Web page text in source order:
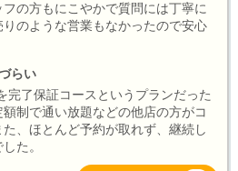
の方もにこやかで質問には丁寧に
のような営業もなかったので安心
らい
完了保証コースというプランだった
制で通い放題などの他店の方がコ
、ほとんど予約が取れず、継続し
た。